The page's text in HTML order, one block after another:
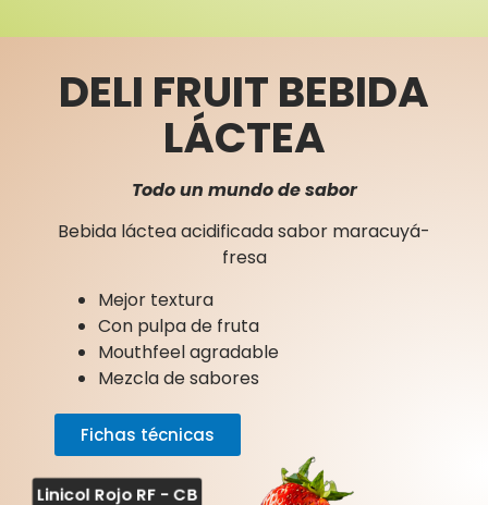
DELI FRUIT BEBIDA
LÁCTEA
Todo un mundo de sabor
Bebida láctea acidificada sabor maracuyá-
fresa
Mejor textura
Con pulpa de fruta
Mouthfeel agradable
Mezcla de sabores
Fichas técnicas
Linicol Rojo RF - CB